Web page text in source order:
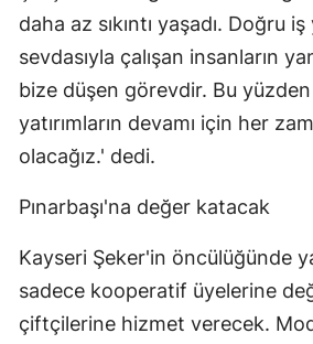
daha az sıkıntı yaşadı. Doğru
sevdasıyla çalışan insanların
bize düşen görevdir. Bu
yatırımların devamı için her
olacağız.' dedi.
Pınarbaşı'na değer katacak
Kayseri Şeker'in öncülüğünde
sadece kooperatif üyelerine
çiftçilerine hizmet verecek.